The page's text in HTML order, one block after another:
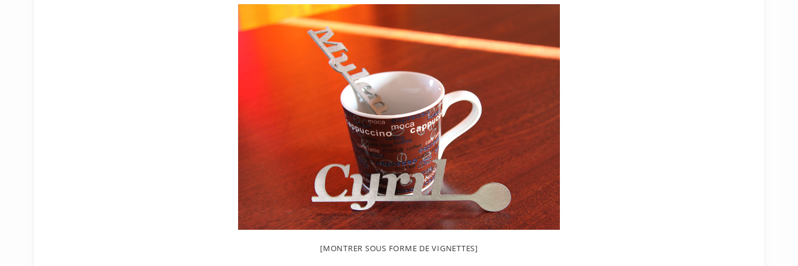
[MONTRER SOUS FORME DE VIGNETTES]